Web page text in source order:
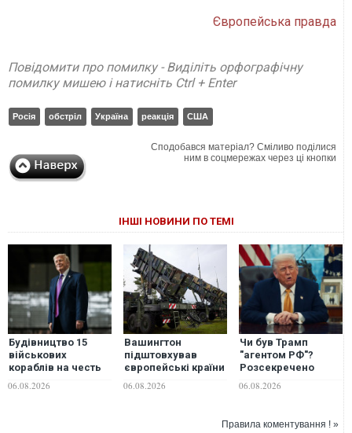
Європейська правда
Повідомити про помилку - Виділіть орфографічну
помилку мишею і натисніть Ctrl + Enter
Росія обстріл Україна реакція США
Сподобався матеріал? Сміливо поділися
ним в соцмережах через ці кнопки
ІНШІ НОВИНИ ПО ТЕМІ
Будівництво 15
військових
кораблів на честь
Трампа можуть
коштувати майже
06.08.2026
Вашингтон
підштовхував
європейські країни
передати Києву
ракети до Patriot,
06.08.2026
Чи був Трамп
"агентом РФ"?
Розсекречено
матеріали
таємного
06.08.2026
Правила коментування ! »